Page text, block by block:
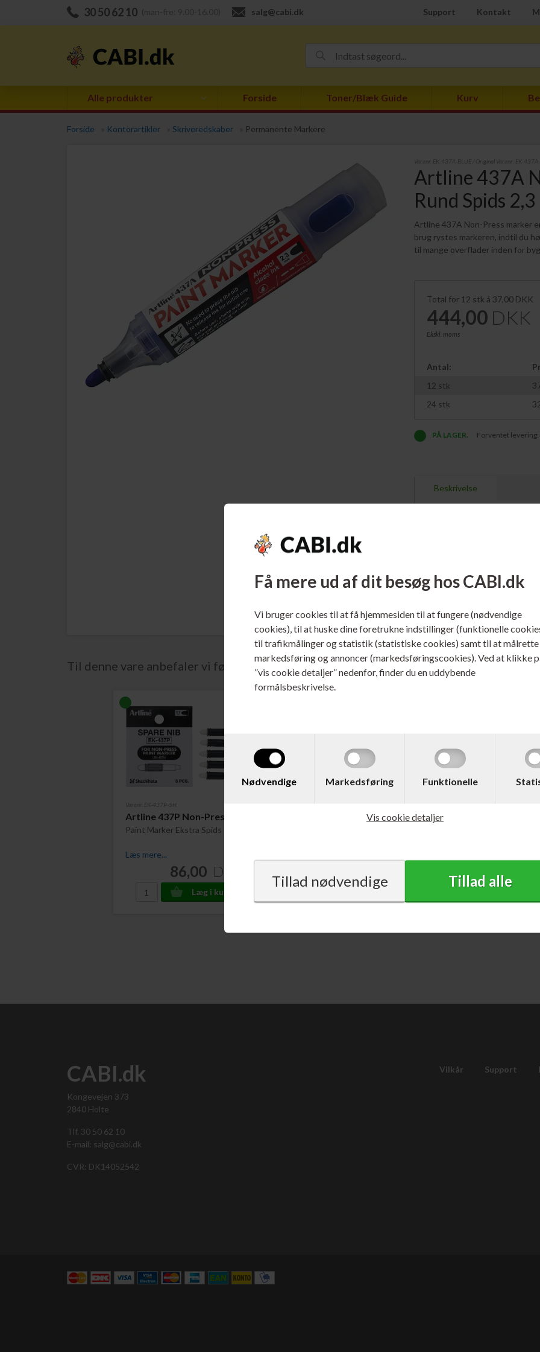
Få mere ud af dit besøg hos CABI.dk
Vi bruger cookies til at få hjemmesiden til at fungere (nødvendige
cookies), til at huske dine foretrukne indstillinger (funktionelle
til trafikmålinger og statistik (statistiske cookies) samt til at målrette
markedsføring og annoncer (markedsføringscookies). Ved at klikke
”vis cookie detaljer” nedenfor, finder du en uddybende
formålsbeskrivelse.
Nødvendige Markedsføring Funktionelle
Vis cookie detaljer
30 50 62 10 salg@cabi.dk Support Kontakt
Alle produkter Forside Toner/Blæk Guide Kurv
Forside Kontorartikler Skriveredskaber Permanente Markere
Varenr. EK-437A-BLUE / Original Varenr: EK-437A
Artline 437A
Rund Spids
Artline 437A Non-Press marker
brug rystes markeren, indtil du
til mange overflader inden for
Total for 12 stk á 37,00 DKK
444,00 DKK
Ekskl. moms
Antal:
12 stk
24 stk
PÅ LAGER. Forventet levering:
Beskrivelse
Artline 437A Non-Press marker
pumpe blæk ud i spidsen. Før
Artline 437A er designet med
ligesom spidsen kan udskiftes.
vandfast alkoholbaseret blæk
byggeri, produktion,
Til denne vare anbefaler vi følgende tilbehør / relaterede varer:
Varenr. EK-437P-5H
Artline 437P Non-Press
Paint Marker Ekstra Spids 5 stk
Læs mere...
86,00 DKK
CABI.dk
Kongevejen 373
2840 Holte
Tlf. 30 50 62 10
E-mail: salg@cabi.dk
CVR: DK14052542
Vilkår Support